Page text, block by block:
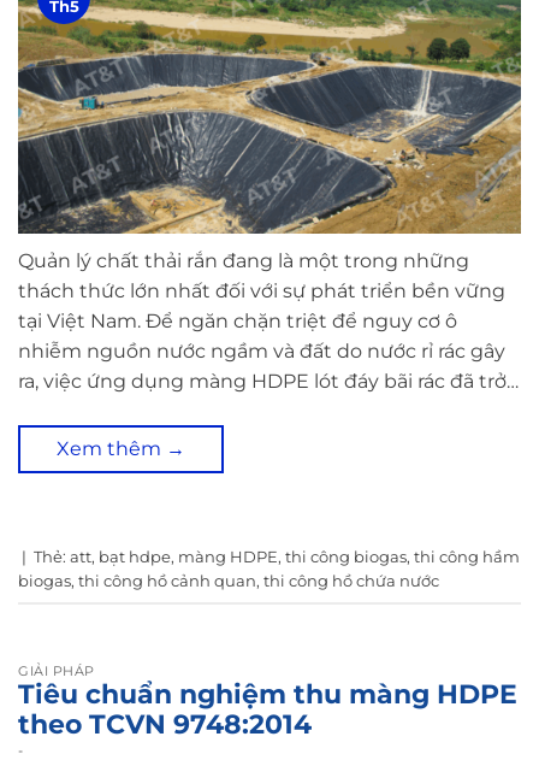
Th5
Quản lý chất thải rắn đang là một trong những
thách thức lớn nhất đối với sự phát triển bền vững
tại Việt Nam. Để ngăn chặn triệt để nguy cơ ô
nhiễm nguồn nước ngầm và đất do nước rỉ rác gây
ra, việc ứng dụng màng HDPE lót đáy bãi rác đã trở…
Xem thêm →
| Thẻ: att, bạt hdpe, màng HDPE, thi công biogas, thi công hầm
biogas, thi công hồ cảnh quan, thi công hồ chứa nước
GIẢI PHÁP
Tiêu chuẩn nghiệm thu màng HDPE
theo TCVN 9748:2014
-